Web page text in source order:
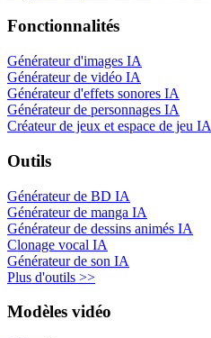
Fonctionnalités
Générateur d'images IA
Générateur de vidéo IA
Générateur d'effets sonores IA
Générateur de personnages IA
Créateur de jeux et espace de jeu IA
Outils
Générateur de BD IA
Générateur de manga IA
Générateur de dessins animés IA
Clonage vocal IA
Générateur de son IA
Plus d'outils >>
Modèles vidéo